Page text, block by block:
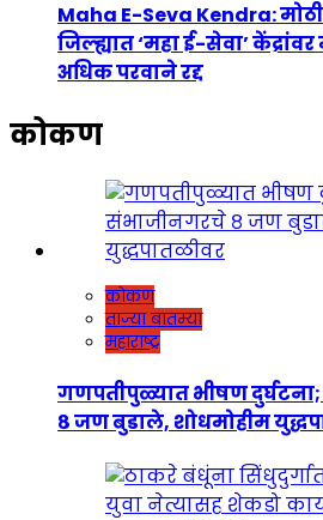
Maha E-Seva Kendra:
जिल्ह्यात ‘महा ई-सेवा’
अधिक परवाने रद्द
कोकण
कोकण
ताज्या बातम्या
महाराष्ट्र
गणपतीपुळ्यात भीषण
८ जण बुडाले, शोधमोहीम